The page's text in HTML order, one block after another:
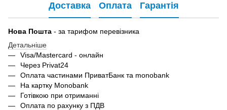
Доставка Оплата Гарантія
Нова Пошта - за тарифом перевізника
Детальніше
Visa/Mastercard - онлайн
Через Privat24
Оплата частинами ПриватБанк та monobank
На картку Monobank
Готівкою при отриманні
Оплата по рахунку з ПДВ